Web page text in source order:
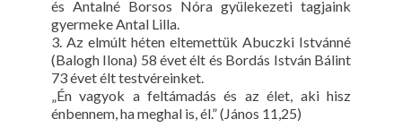
és Antalné Borsos Nóra gyülekezeti tagjaink
gyermeke Antal Lilla.
3. Az elmúlt héten eltemettük Abuczki Istvánné
(Balogh Ilona) 58 évet élt és Bordás István Bálint
73 évet élt testvéreinket.
„Én vagyok a feltámadás és az élet, aki hisz
énbennem, ha meghal is, él.” (János 11,25)